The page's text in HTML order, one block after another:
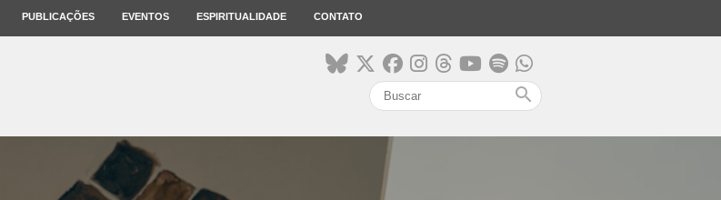
PUBLICAÇÕES EVENTOS ESPIRITUALIDADE CONTATO
search